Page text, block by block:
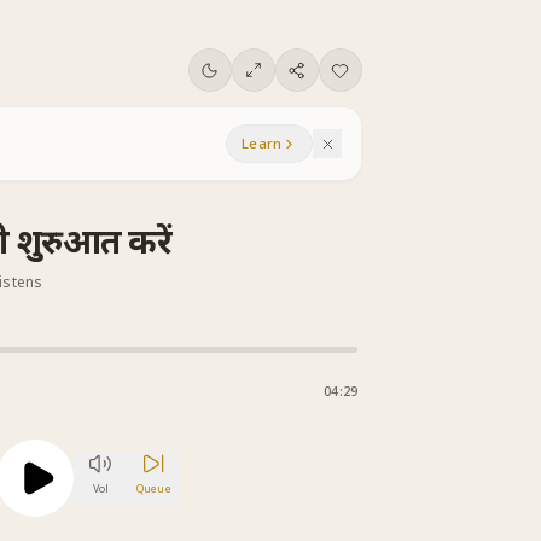
Learn
शुरुआत करें
04:29
Vol Queue